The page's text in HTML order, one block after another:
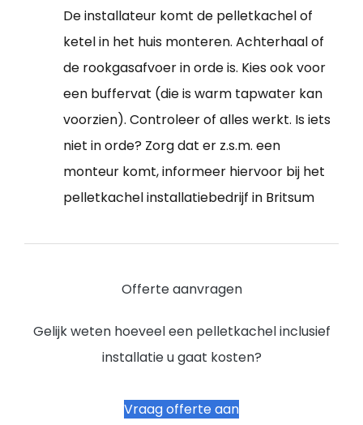
De installateur komt de pelletkachel of
ketel in het huis monteren. Achterhaal of
de rookgasafvoer in orde is. Kies ook voor
een buffervat (die is warm tapwater kan
voorzien). Controleer of alles werkt. Is iets
niet in orde? Zorg dat er z.s.m. een
monteur komt, informeer hiervoor bij het
pelletkachel installatiebedrijf in Britsum
Offerte aanvragen
Gelijk weten hoeveel een pelletkachel inclusief
installatie u gaat kosten?
Vraag offerte aan